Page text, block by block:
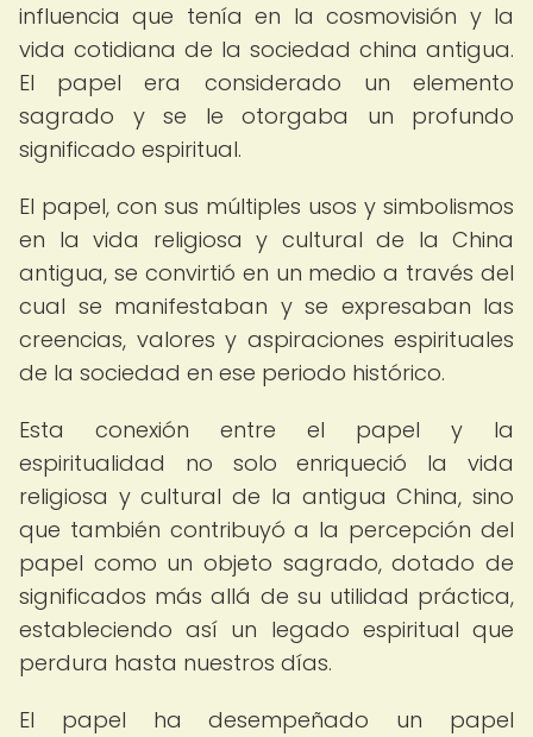
influencia que tenía en la cosmovisión y la
vida cotidiana de la sociedad china antigua.
El papel era considerado un elemento
sagrado y se le otorgaba un profundo
significado espiritual.
El papel, con sus múltiples usos y simbolismos
en la vida religiosa y cultural de la China
antigua, se convirtió en un medio a través del
cual se manifestaban y se expresaban las
creencias, valores y aspiraciones espirituales
de la sociedad en ese periodo histórico.
Esta conexión entre el papel y la
espiritualidad no solo enriqueció la vida
religiosa y cultural de la antigua China, sino
que también contribuyó a la percepción del
papel como un objeto sagrado, dotado de
significados más allá de su utilidad práctica,
estableciendo así un legado espiritual que
perdura hasta nuestros días.
El papel ha desempeñado un papel